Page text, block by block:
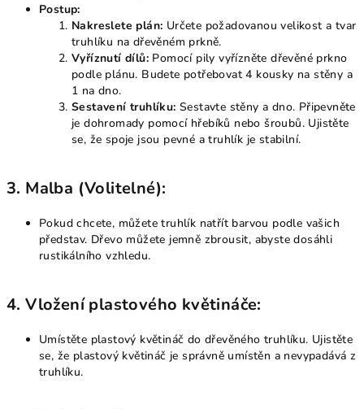
Postup:
Nakreslete plán: Určete požadovanou velikost a tvar
truhlíku na dřevěném prkně.
Vyříznutí dílů: Pomocí pily vyřízněte dřevěné prkno
podle plánu. Budete potřebovat 4 kousky na stěny a
1 na dno.
Sestavení truhlíku: Sestavte stěny a dno. Připevněte
je dohromady pomocí hřebíků nebo šroubů. Ujistěte
se, že spoje jsou pevné a truhlík je stabilní.
3. Malba (Volitelné):
Pokud chcete, můžete truhlík natřít barvou podle vašich
představ. Dřevo můžete jemně zbrousit, abyste dosáhli
rustikálního vzhledu.
4.Vložení plastového květináče:
Umístěte plastový květináč do dřevěného truhlíku. Ujistěte
se, že plastový květináč je správně umístěn a nevypadává z
truhlíku.